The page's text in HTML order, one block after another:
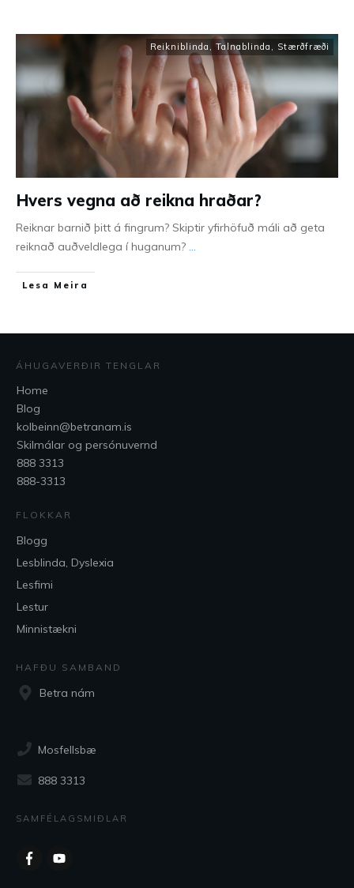
Reikniblinda, Talnablinda Stærðfræði
Hvers vegna að reikna hraðar?
Reiknar barnið þitt á fingrum? Skiptir yfirhöfuð máli að geta
reiknað auðveldlega í huganum? ...
Lesa Meira
ÁHUGAVERÐIR TENGLAR
Home
Blog
kolbeinn@betranam.is
Skilmálar og persónuvernd
888 3313
888-3313
FLOKKAR
Blogg
Lesblinda, Dyslexia
Lesfimi
Lestur
Minnistækni
HAFÐU SAMBAND
Betra nám
Mosfellsbæ
888 3313
SAMFÉLAGSMIÐLAR